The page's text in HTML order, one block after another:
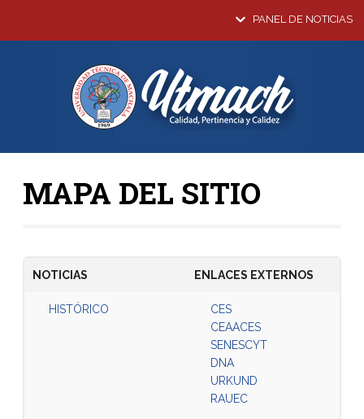
PANEL DE NOTICIAS
MAPA DEL SITIO
NOTICIAS ENLACES EXTERNOS
HISTÓRICO
CES
CEAACES
SENESCYT
DNA
URKUND
RAUEC